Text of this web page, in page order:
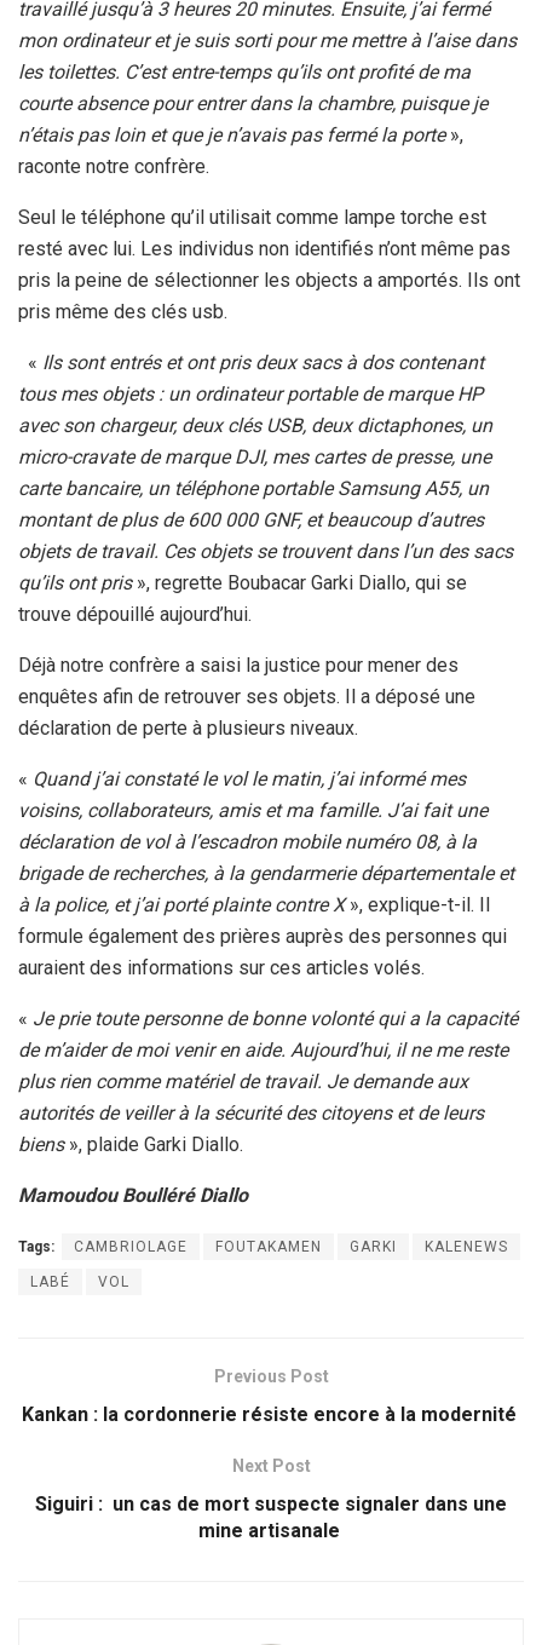
travaillé jusqu’à 3 heures 20 minutes. Ensuite, j’ai fermé
mon ordinateur et je suis sorti pour me mettre à l’aise dans
les toilettes. C’est entre-temps qu’ils ont profité de ma
courte absence pour entrer dans la chambre, puisque je
n’étais pas loin et que je n’avais pas fermé la porte»,
raconte notre confrère.
Seul le téléphone qu’il utilisait comme lampe torche est
resté avec lui. Les individus non identifiés n’ont même pas
pris la peine de sélectionner les objects a amportés. Ils ont
pris même des clés usb.
« Ils sont entrés et ont pris deux sacs à dos contenant
tous mes objets : un ordinateur portable de marque HP
avec son chargeur, deux clés USB, deux dictaphones, un
micro-cravate de marque DJI, mes cartes de presse, une
carte bancaire, un téléphone portable Samsung A55, un
montant de plus de 600 000 GNF, et beaucoup d’autres
objets de travail. Ces objets se trouvent dans l’un des sacs
qu’ils ont pris », regrette Boubacar Garki Diallo, qui se
trouve dépouillé aujourd’hui.
Déjà notre confrère a saisi la justice pour mener des
enquêtes afin de retrouver ses objets. Il a déposé une
déclaration de perte à plusieurs niveaux.
« Quand j’ai constaté le vol le matin, j’ai informé mes
voisins, collaborateurs, amis et ma famille. J’ai fait une
déclaration de vol à l’escadron mobile numéro 08, à la
brigade de recherches, à la gendarmerie départementale et
à la police, et j’ai porté plainte contre X», explique-t-il. Il
formule également des prières auprès des personnes qui
auraient des informations sur ces articles volés.
« Je prie toute personne de bonne volonté qui a la capacité
de m’aider de moi venir en aide. Aujourd’hui, il ne me reste
plus rien comme matériel de travail. Je demande aux
autorités de veiller à la sécurité des citoyens et de leurs
biens», plaide Garki Diallo.
Mamoudou Boulléré Diallo
Tags: CAMBRIOLAGE FOUTAKAMEN GARKI KALENEWS
LABÉ VOL
Previous Post
Kankan : la cordonnerie résiste encore à la modernité
Next Post
Siguiri : un cas de mort suspecte signaler dans une
mine artisanale